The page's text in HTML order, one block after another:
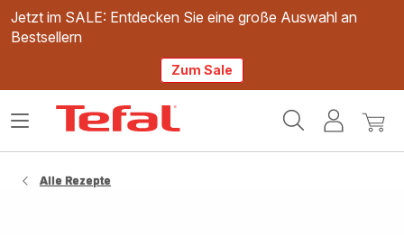
Jetzt im SALE: Entdecken Sie eine große Auswahl an
Bestsellern
Zum Sale
Mein
Mein
Das
Alle Rezepte